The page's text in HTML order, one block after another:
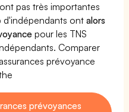
pas très importantes
d'indépendants ontalors
pour les TNS
Comparer
prévoyance
prévoyances